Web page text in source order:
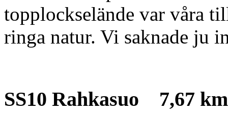
topplockselände var våra
ringa natur. Vi saknade ju
SS10 Rahkasuo 7,67 km